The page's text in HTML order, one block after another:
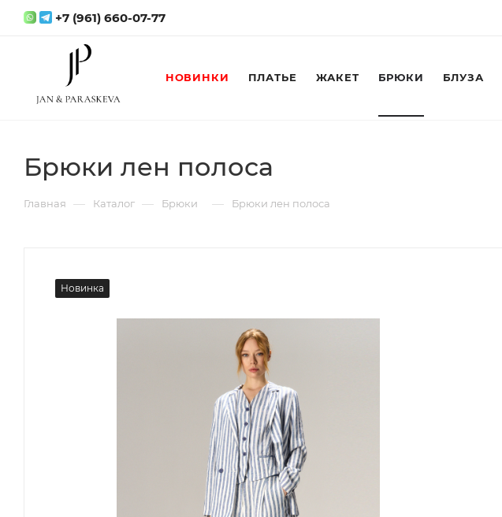
+7 (961) 660-07-77
НОВИНКИ ПЛАТЬЕ ЖАКЕТ БРЮКИ БЛУЗА
Брюки лен полоса
Главная — Каталог — Брюки — Брюки лен полоса
Новинка